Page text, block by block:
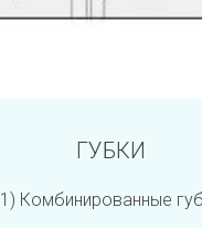
ГУБКИ
1) Комбинированные